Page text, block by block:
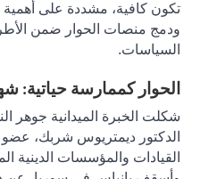
تكون كافية، مشددة على
ودمج منصات الحوار ضمن الأطر
السياسات.
الحوار كممارسة حياتية:
شكلت الخبرة الميدانية جوهر
الدكتور ديمتريوس شربك، عضو
القيادات والمؤسسات الدينية